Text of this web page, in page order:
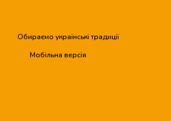
Обираємо українські традиції
Мобільна версія